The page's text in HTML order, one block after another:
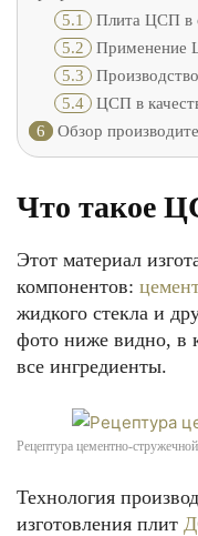
5.1 Плита ЦСП в
5.2 Применение
5.3
5.4 ЦСП в
6
Обзор
Что такое
Этот материал
компонентов:
жидкого стекла и
фото ниже видно, в
все ингредиенты.
Рецептура цементно-
Технология
изготовления плит